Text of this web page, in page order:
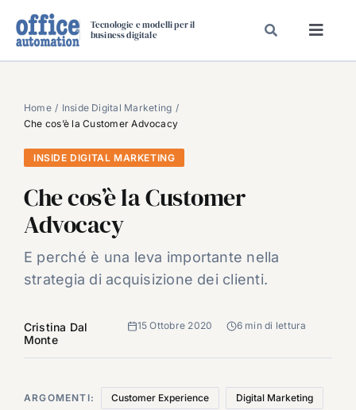
Tecnologie e modelli per il
business digitale
SPECIAL PAPER
TAVOLE ROTONDE DI REDAZIONE
DAL MERCATO
CARRIERE
VIDEO
EVENTI
CHI SIAMO
Home
Inside Digital Marketing
Che cos’è la Customer Advocacy
INSIDE DIGITAL MARKETING
Che cos’è la Customer
Advocacy
E perché è una leva importante nella
strategia di acquisizione dei clienti.
Cristina Dal
Monte
15 Ottobre 2020 6 min di lettura
ARGOMENTI: Customer Experience Digital Marketing